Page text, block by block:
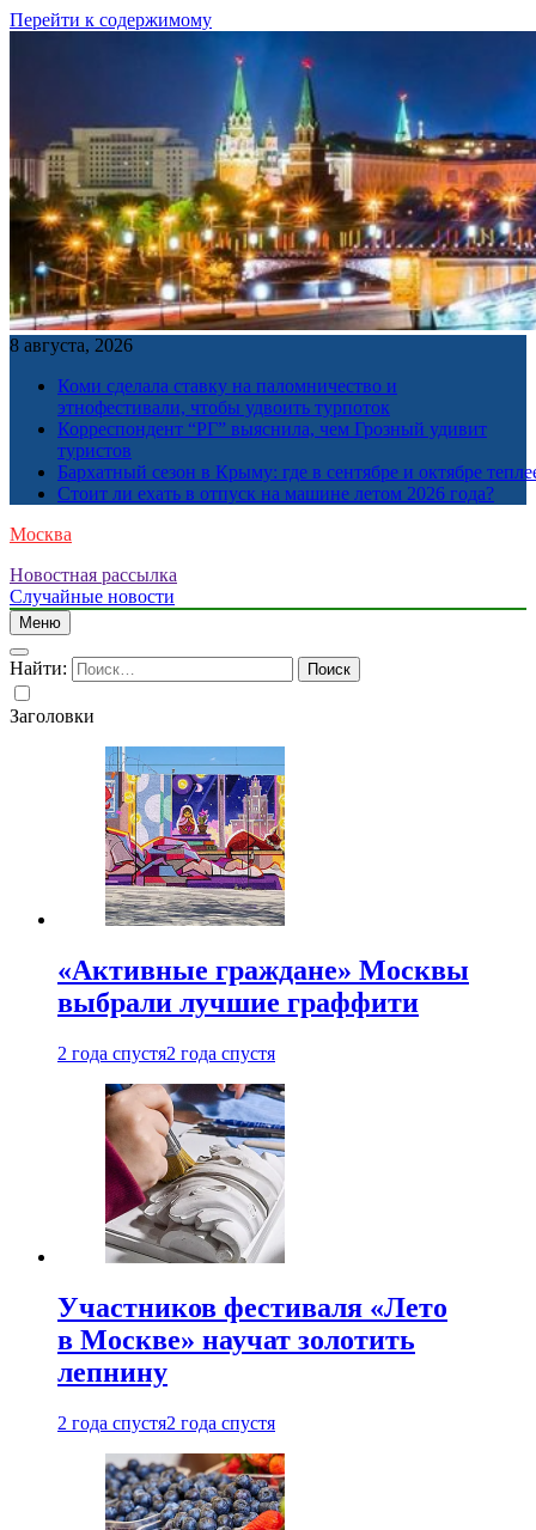
Перейти к содержимому
8 августа, 2026
Коми сделала ставку на паломничество и
этнофестивали, чтобы удвоить турпоток
Корреспондент “РГ” выяснила, чем Грозный удивит
туристов
Бархатный сезон в Крыму: где в сентябре и октябре
Стоит ли ехать в отпуск на машине летом 2026 года?
Москва
Новостная рассылка
Случайные новости
Меню
Найти:
Заголовки
«Активные граждане» Москвы
выбрали лучшие граффити
2 года спустя2 года спустя
Участников фестиваля «Лето
в Москве» научат золотить
лепнину
2 года спустя2 года спустя